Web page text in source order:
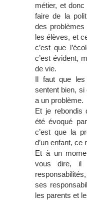
métier, et
faire de la
des
les élèves, et
c’est que
c’est évident,
de vie.
Il faut que les
sentent bien, si
a un problème.
Et je rebondis
été évoqué
c’est que la
d’un enfant, ce
Et à un
vous dire, il
ses
les parents et